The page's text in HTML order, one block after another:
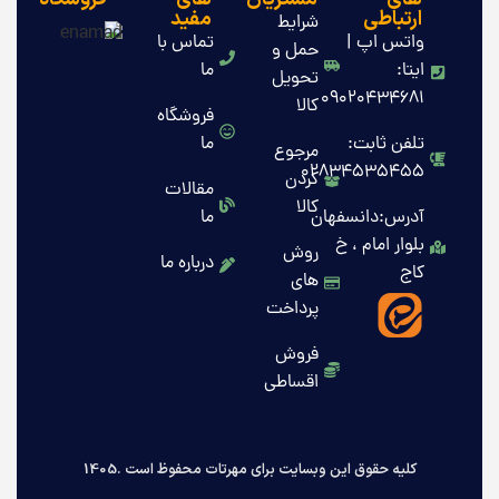
ارتباطی
واتس اپ |
ایتا:
09020434681
تلفن ثابت:
02834535455
آدرس:دانسفهان
بلوار امام ، خ
کاج
شرایط
حمل و
تحویل
کالا
مرجوع
کردن
کالا
روش
های
پرداخت
فروش
اقساطی
مفید
تماس با
ما
فروشگاه
ما
مقالات
ما
درباره ما
کلیه حقوق این وبسایت برای مهرتات محفوظ است .1405